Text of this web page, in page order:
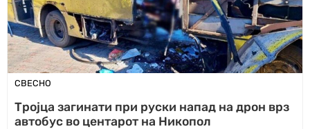
СВЕСНО
Тројца загинати при руски напад на дрон врз
автобус во центарот на Никопол